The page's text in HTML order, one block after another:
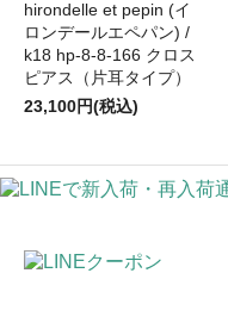
hirondelle et pepin (イ
ロンデールエペパン) /
k18 hp-8-8-166 クロス
ピアス（片耳タイプ）
23,100円(税込)